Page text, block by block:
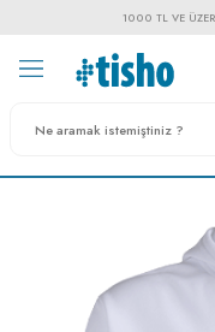
1000 TL VE